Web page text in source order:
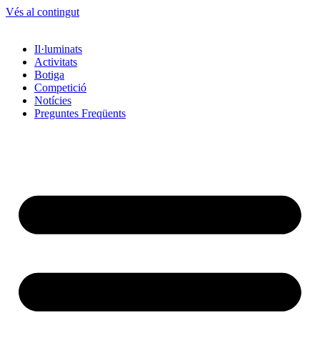
Vés al contingut
Il·luminats
Activitats
Botiga
Competició
Notícies
Preguntes Freqüents